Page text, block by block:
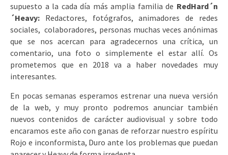
supuesto a la cada día más amplia familia de RedHard´n
´Heavy: Redactores, fotógrafos, animadores de redes
sociales, colaboradores, personas muchas veces anónimas
que se nos acercan para agradecernos una crítica, un
comentario, una foto o simplemente el estar allí. Os
prometemos que en 2018 va a haber novedades muy
interesantes.
En pocas semanas esperamos estrenar una nueva versión
de la web, y muy pronto podremos anunciar también
nuevos contenidos de carácter audiovisual y sobre todo
encaramos este año con ganas de reforzar nuestro espíritu
Rojo e inconformista, Duro ante los problemas que puedan